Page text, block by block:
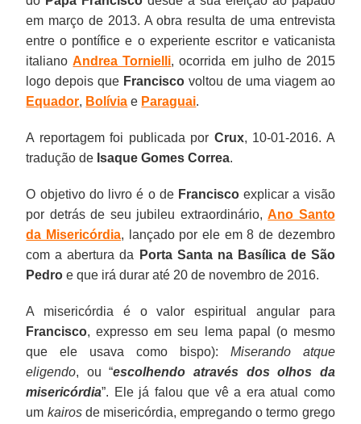
em março de 2013. A obra resulta de uma entrevista
entre o pontífice e o experiente escritor e vaticanista
italianoAndrea Tornielli, ocorrida em julho de 2015
logo depois que Francisco voltou de uma viagem ao
Equador, Bolívia e Paraguai.
A reportagem foi publicada por Crux, 10-01-2016. A
tradução de Isaque Gomes Correa.
O objetivo do livro é o de Franciscoexplicar a visão
por detrás de seu jubileu extraordinário,Ano Santo
da Misericórdia, lançado por ele em 8 de dezembro
com a abertura da
Porta Santa na Basílica de São
Pedro e que irá durar até 20 de novembro de 2016.
A misericórdia é o valor espiritual angular para
Francisco, expresso em seu lema papal (o mesmo
que ele usava como bispo): Miserando atque
eligendo, ou “escolhendo através dos olhos da
misericórdia”. Ele já falou que vê a era atual como
um kairosde misericórdia, empregando o termo grego